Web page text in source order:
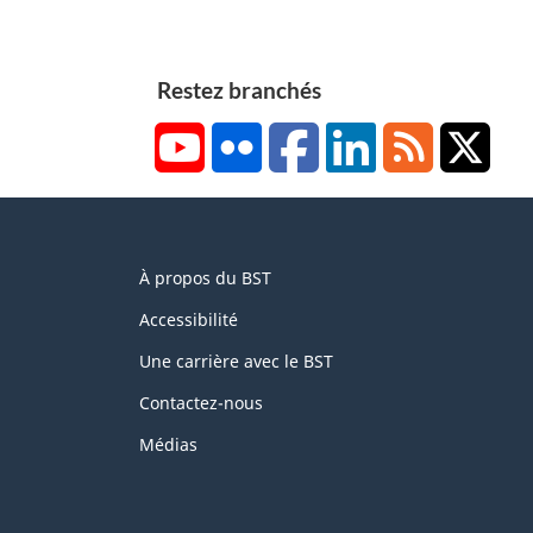
Restez branchés
YouTubeFlickr FacebookLinkedInRSS
this
site
À propos du BST
Accessibilité
Une carrière avec le BST
Contactez-nous
Médias